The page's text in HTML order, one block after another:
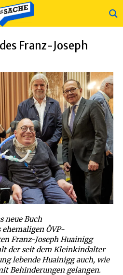
Franz-Joseph
neue Buch
ehemaligen ÖVP-
Franz-Joseph Huainigg
der seit dem Kleinkindalter
lebende Huainigg auch, wie
Behinderungen gelangen.